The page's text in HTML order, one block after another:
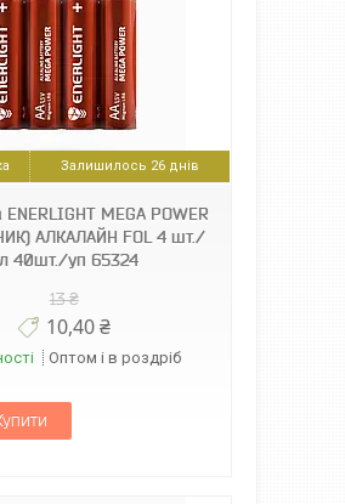
Залишилось 26 днів
MEGA POWER
АЛКАЛАЙН FOL 4 шт./
40шт./уп 65324
13 ₴
10,40 ₴
Оптом і в роздріб